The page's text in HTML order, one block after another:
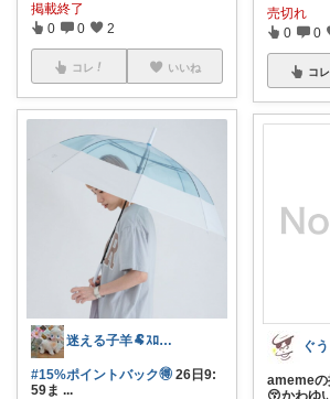
掲載終了
0 0 2
コレ いいね
迷える子羊🐏ｽﾛｰです🐢
#15%ポイントバック🉐 26日9:
59ま ...
売切れ
0 0
コレ
ぐう
amemeの
😚かわゆ